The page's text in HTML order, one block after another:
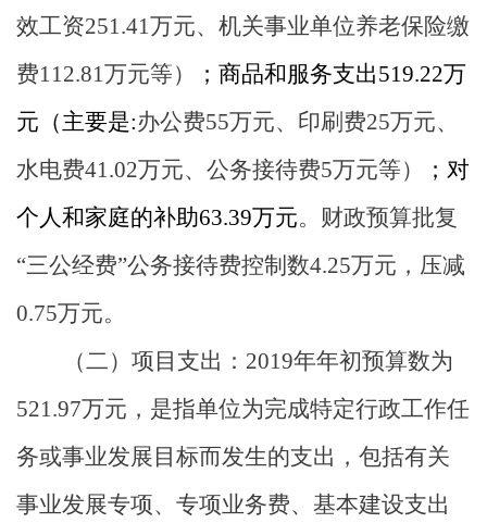
效工资251.41万元、机关事业单位养老保险缴
费112.81万元等） ；商品和服务支出519.22万
元 （主要是:办公费55万元、印刷费25万元、
水电费41.02万元、公务接待费5万元等）
；对
个人和家庭的补助63.39万元。财政预算批复
“三公经费”公务接待费控制数4.25万元，压减
0.75万元。
（二） 项目支出： 2019年年初预算数为
521.97万元，是指单位为完成特定行政工作任
务或事业发展目标而发生的支出，包括有关
事业发展专项、专项业务费、基本建设支出